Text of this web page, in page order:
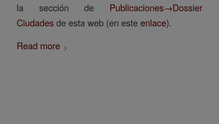
la sección de Publicaciones→Dossier
Ciudadesde esta web (en esteenlace).
Read more